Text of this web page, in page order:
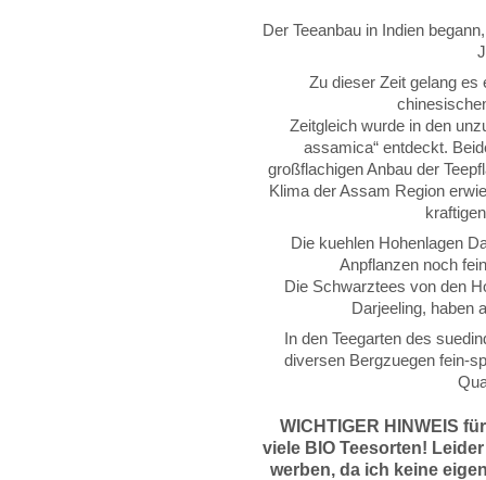
Der Teeanbau in Indien
Zu dieser Zeit gelang
Zeitgleich wurde in den
assamica“ entdeckt.
großflachigen Anbau der
Klima der Assam Region
Die kuehlen Hohenlagen
Anpflanzen noch
Die Schwarztees von den
Darjeeling, haben
In den Teegarten des
diversen Bergzuegen fein-
WICHTIGER HINWEIS
viele BIO Teesorten!
werben, daich keine